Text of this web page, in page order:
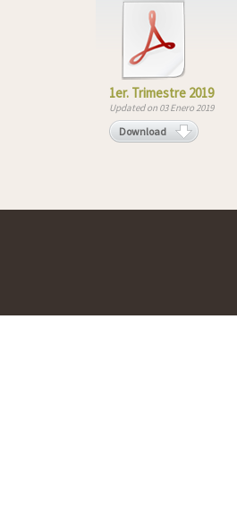
1er. Trimestre 2019
Updated on 03 Enero 2019
Download